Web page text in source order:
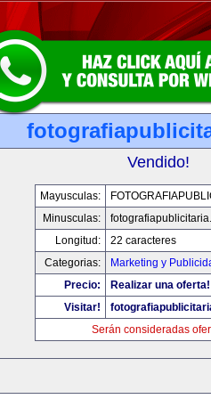
Vendido!
Mayusculas:
Minusculas:
Longitud:
22 caracteres
Categorias:
Marketing y
Precio:
Realizar una oferta!
Visitar!
Serán consideradas